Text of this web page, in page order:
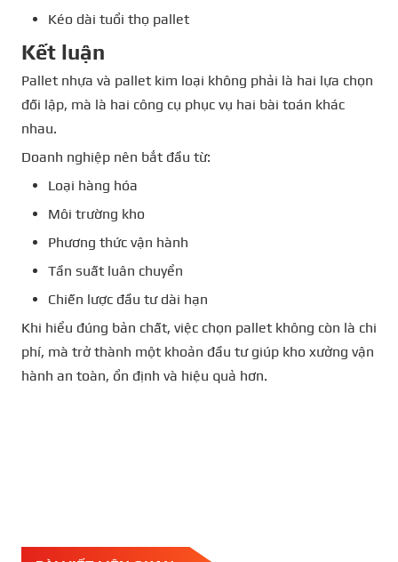
Kéo dài tuổi thọ pallet
Kết luận
Pallet nhựa và pallet kim loại không phải là hai lựa chọn
đối lập, mà là hai công cụ phục vụ hai bài toán khác
nhau.
Doanh nghiệp nên bắt đầu từ:
Loại hàng hóa
Môi trường kho
Phương thức vận hành
Tần suất luân chuyển
Chiến lược đầu tư dài hạn
Khi hiểu đúng bản chất, việc chọn pallet không còn là chi
phí, mà trở thành một khoản đầu tư giúp kho xưởng vận
hành an toàn, ổn định và hiệu quả hơn.